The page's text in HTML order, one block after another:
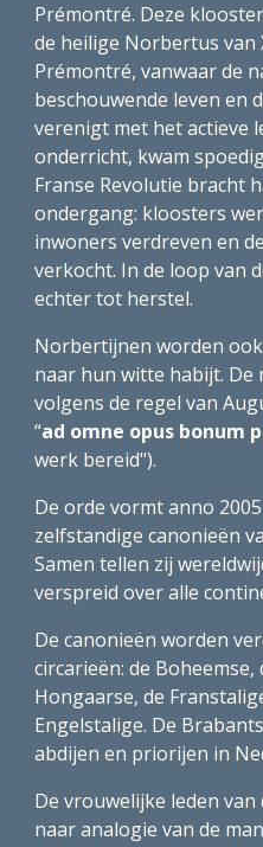
Prémontré. Deze
de heilige Norbertus van
Prémontré, vanwaar de
beschouwende leven en
verenigt met het actieve
onderricht, kwam
Franse Revolutie bracht
ondergang: kloosters
inwoners verdreven en
verkocht. In de loop van
echter tot herstel.
Norbertijnen worden
naar hun witte habijt.
volgens de regel van
“ad omne opus bonum
werk bereid").
De orde vormt anno
zelfstandige canonieën
Samen tellen zij
verspreid over alle
De canonieën worden
circarieën: de
Hongaarse, de
Engelstalige. De
abdijen en priorijen in
De vrouwelijke leden
naar analogie van de